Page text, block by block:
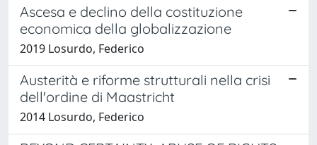
Ascesa e declino della costituzione
economica della globalizzazione
2019 Losurdo, Federico
Austerità e riforme strutturali nella crisi
dell'ordine di Maastricht
2014 Losurdo, Federico